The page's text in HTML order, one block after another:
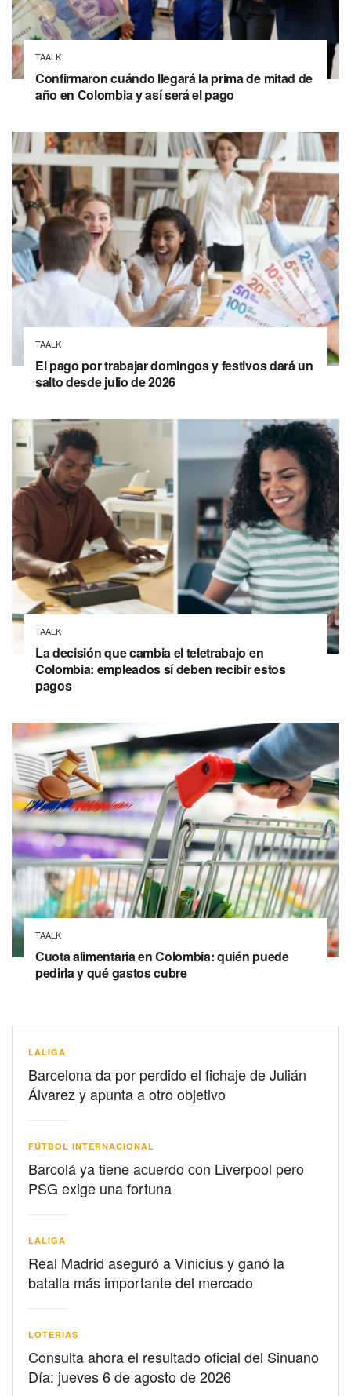
TAALK
Confirmaron cuándo llegará la prima de mitad de
año en Colombia y así será el pago
TAALK
El pago por trabajar domingos y festivos dará un
salto desde julio de 2026
TAALK
La decisión que cambia el teletrabajo en
Colombia: empleados sí deben recibir estos
pagos
TAALK
Cuota alimentaria en Colombia: quién puede
pedirla y qué gastos cubre
LALIGA
Barcelona da por perdido el fichaje de Julián
Álvarez y apunta a otro objetivo
FÚTBOL INTERNACIONAL
Barcolá ya tiene acuerdo con Liverpool pero
PSG exige una fortuna
LALIGA
Real Madrid aseguró a Vinicius y ganó la
batalla más importante del mercado
LOTERIAS
Consulta ahora el resultado oficial del Sinuano
Día: jueves 6 de agosto de 2026